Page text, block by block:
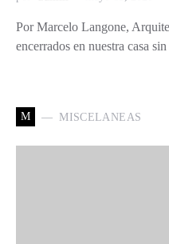
Por Marcelo Langone,
encerrados en nuestra casa
M MISCELANEAS